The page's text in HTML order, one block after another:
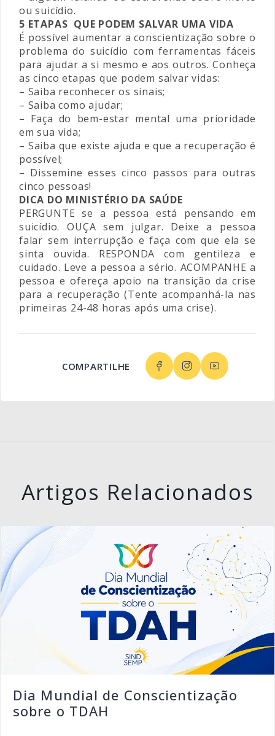
ou suicídio.
5 ETAPAS QUE PODEM SALVAR UMA VIDA
É possível aumentar a conscientização sobre o
problema do suicídio com ferramentas fáceis
para ajudar a si mesmo e aos outros. Conheça
as cinco etapas que podem salvar vidas:
– Saiba reconhecer os sinais;
– Saiba como ajudar;
– Faça do bem-estar mental uma prioridade
em sua vida;
– Saiba que existe ajuda e que a recuperação é
possível;
– Dissemine esses cinco passos para outras
cinco pessoas!
DICA DO MINISTÉRIO DA SAÚDE
PERGUNTE se a pessoa está pensando em
suicídio. OUÇA sem julgar. Deixe a pessoa
falar sem interrupção e faça com que ela se
sinta ouvida. RESPONDA com gentileza e
cuidado. Leve a pessoa a sério. ACOMPANHE a
pessoa e ofereça apoio na transição da crise
para a recuperação (Tente acompanhá-la nas
primeiras 24-48 horas após uma crise).
COMPARTILHE
Artigos Relacionados
Dia Mundial de Conscientização
sobre o TDAH